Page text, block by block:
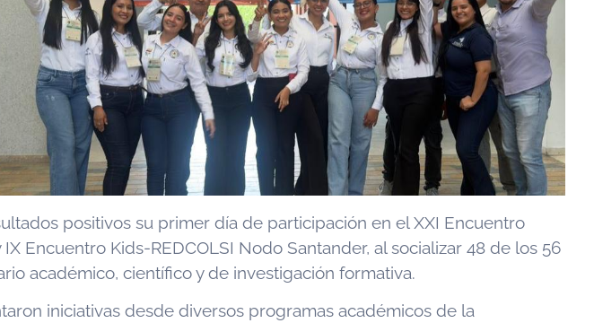
positivos su primer día de participación en el XXI Encuentro
Encuentro Kids-REDCOLSI Nodo Santander, al socializar 48 de los 56
académico, científico y de investigación formativa.
iniciativas desde diversos programas académicos de la